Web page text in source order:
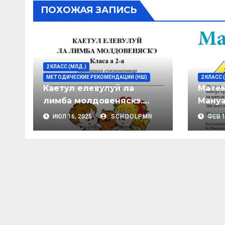
p
k
ni т
ПОХОЖАЯ ЗАПИСЬ
2 КЛАСС (МЛД.)
МЕТОДИЧЕСКИЕ РЕКОМЕНДАЦИИ (НШ)
Каетул елевулуй ла
лимба молдовеняскэ.
Класа а 2-а: материал
суплиментар.
ИЮЛ 16, 2025 SCHOOLPMR
2 КЛАСС
ФЕВ